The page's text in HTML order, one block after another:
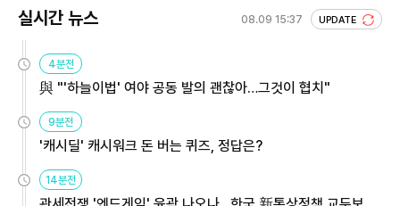
실시간 뉴스 08.09 15:37 UPDATE
4분전
與 "'하늘이법' 여야 공동 발의 괜찮아…그것이 협치"
9분전
'캐시딜' 캐시워크 돈 버는 퀴즈, 정답은?
14분전